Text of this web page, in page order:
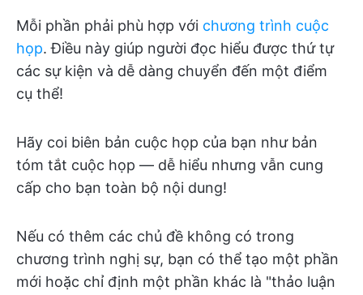
Mỗi phần phải phù hợp với chương trình cuộc
họp. Điều này giúp người đọc hiểu được thứ tự
các sự kiện và dễ dàng chuyển đến một điểm
cụ thể!
Hãy coi biên bản cuộc họp của bạn như bản
tóm tắt cuộc họp — dễ hiểu nhưng vẫn cung
cấp cho bạn toàn bộ nội dung!
Nếu có thêm các chủ đề không có trong
chương trình nghị sự, bạn có thể tạo một phần
mới hoặc chỉ định một phần khác là "thảo luận